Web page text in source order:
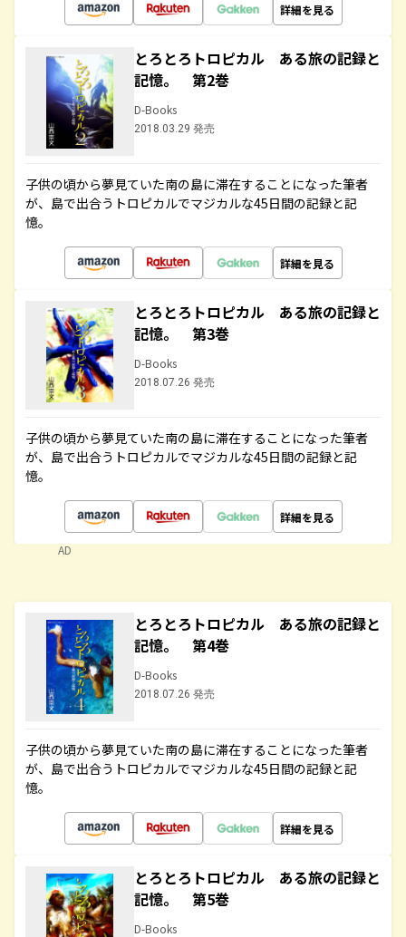
詳細を見る
とろとろトロピカル ある旅の記録と
記憶。 第2巻
D-Books
2018.03.29 発売
子供の頃から夢見ていた南の島に滞在することになった筆者
が、島で出合うトロピカルでマジカルな45日間の記録と記
憶。
詳細を見る
とろとろトロピカル ある旅の記録と
記憶。 第3巻
D-Books
2018.07.26 発売
子供の頃から夢見ていた南の島に滞在することになった筆者
が、島で出合うトロピカルでマジカルな45日間の記録と記
憶。
詳細を見る
AD
とろとろトロピカル ある旅の記録と
記憶。 第4巻
D-Books
2018.07.26 発売
子供の頃から夢見ていた南の島に滞在することになった筆者
が、島で出合うトロピカルでマジカルな45日間の記録と記
憶。
詳細を見る
とろとろトロピカル ある旅の記録と
記憶。 第5巻
D-Books